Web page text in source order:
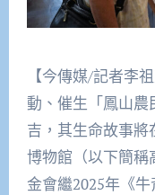
【今傳媒/記者李
動、催生「鳳山農
吉，其生命故事將
博物館（以下簡稱
金會繼2025年《